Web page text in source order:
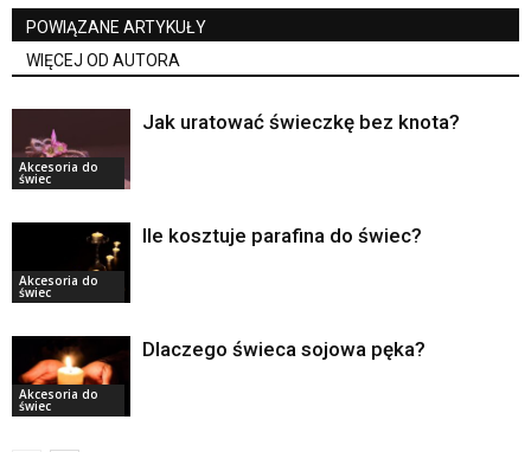
POWIĄZANE ARTYKUŁY
WIĘCEJ OD AUTORA
Akcesoria do
świec
Jak uratować świeczkę bez knota?
Akcesoria do
świec
Ile kosztuje parafina do świec?
Akcesoria do
świec
Dlaczego świeca sojowa pęka?